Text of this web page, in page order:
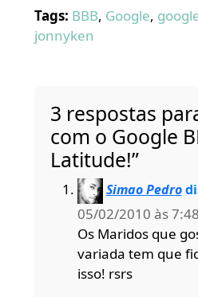
Tags: BBB, Google,
jonnyken
3 respostas
com o Google
Latitude!”
Simao Pedro
05/02/2010 às
Os Maridos que
variada tem que
isso! rsrs